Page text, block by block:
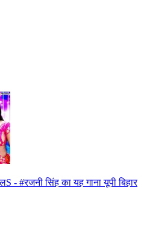
- #रजनी सिंह का यह गाना यूपी बिहार